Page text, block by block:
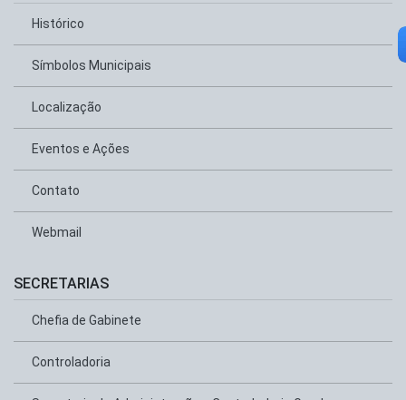
Histórico
Símbolos Municipais
Localização
Eventos e Ações
Contato
Webmail
SECRETARIAS
Chefia de Gabinete
Controladoria